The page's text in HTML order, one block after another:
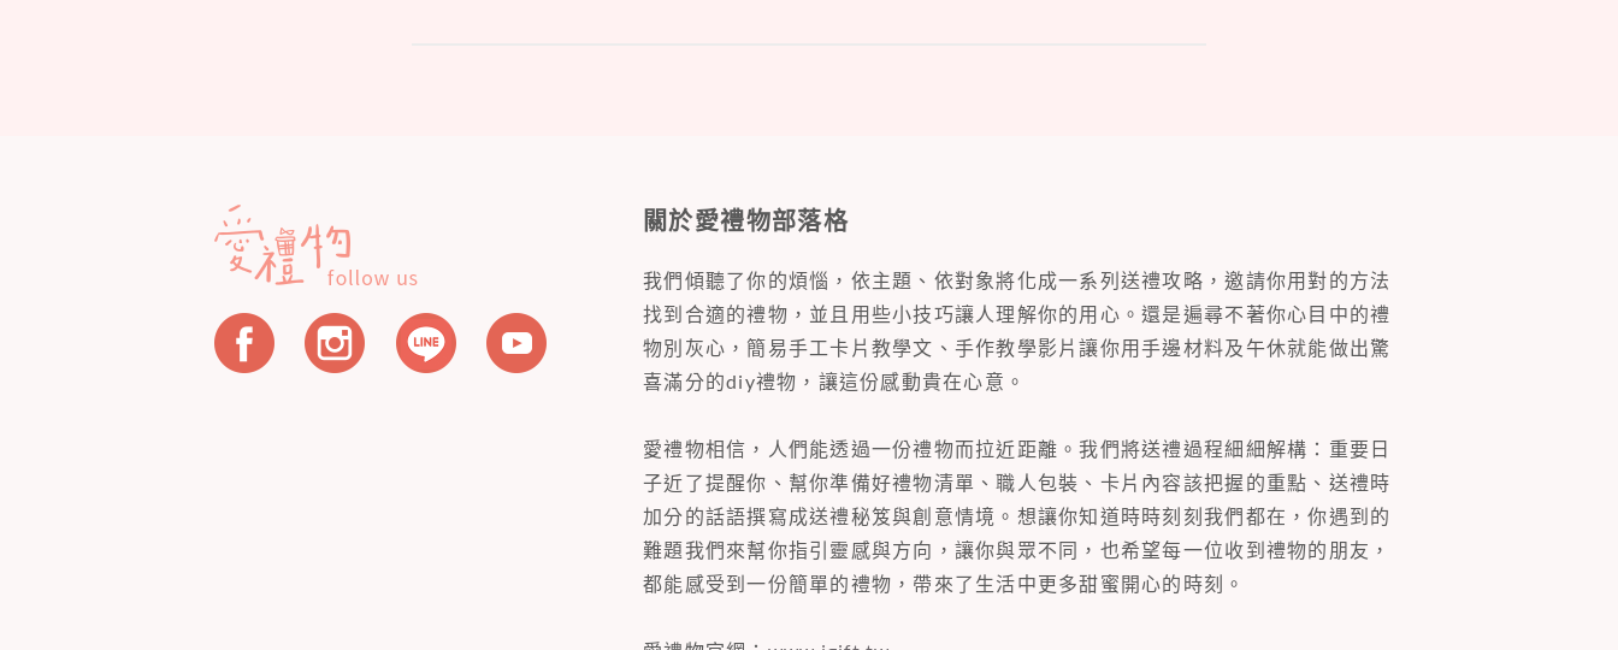
關於愛禮物部落格
我們傾聽了你的煩惱，依主題、依對象將化成一系列送禮攻略，邀請你用對的方法
找到合適的禮物，並且用些小技巧讓人理解你的用心。還是遍尋不著你心目中的禮
物別灰心，簡易手工卡片教學文、手作教學影片讓你用手邊材料及午休就能做出驚
喜滿分的diy禮物，讓這份感動貴在心意。
愛禮物相信，人們能透過一份禮物而拉近距離。我們將送禮過程細細解構：重要日
子近了提醒你、幫你準備好禮物清單、職人包裝、卡片內容該把握的重點、送禮時
加分的話語撰寫成送禮秘笈與創意情境。想讓你知道時時刻刻我們都在，你遇到的
難題我們來幫你指引靈感與方向，讓你與眾不同，也希望每一位收到禮物的朋友，
都能感受到一份簡單的禮物，帶來了生活中更多甜蜜開心的時刻。